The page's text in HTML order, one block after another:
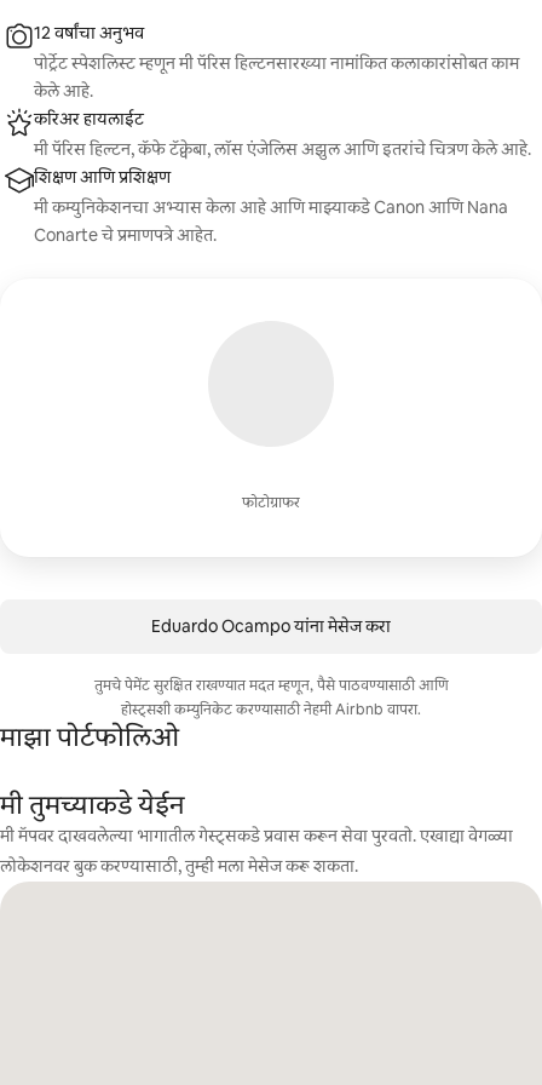
फोटोग्राफर
12 वर्षांचा अनुभव
पोर्ट्रेट स्पेशलिस्ट म्हणून मी पॅरिस हिल्टनसारख्या नामांकित कलाकारांसोबत काम
केले आहे.
करिअर हायलाईट
मी पॅरिस हिल्टन, कॅफे टॅक्वेबा, लॉस एंजेलिस अझुल आणि इतरांचे चित्रण केले आहे.
शिक्षण आणि प्रशिक्षण
मी कम्युनिकेशनचा अभ्यास केला आहे आणि माझ्याकडे Canon आणि Nana
Conarte चे प्रमाणपत्रे आहेत.
Eduardo Ocampo यांना मेसेज करा
तुमचे पेमेंट सुरक्षित राखण्यात मदत म्हणून, पैसे पाठवण्यासाठी आणि
होस्ट्सशी कम्युनिकेट करण्यासाठी नेहमी Airbnb वापरा.
माझा पोर्टफोलिओ
मी तुमच्याकडे येईन
मी मॅपवर दाखवलेल्या भागातील गेस्ट्सकडे प्रवास करून सेवा पुरवतो. एखाद्या वेगळ्या
लोकेशनवर बुक करण्यासाठी, तुम्ही मला मेसेज करू शकता.